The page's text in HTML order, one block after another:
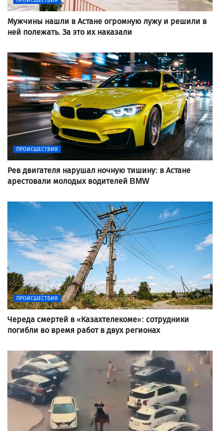
Мужчины нашли в Астане огромную лужу и решили в
ней полежать. За это их наказали
ПРОИСШЕСТВИЯ
Рев двигателя нарушал ночную тишину: в Астане
арестовали молодых водителей BMW
ПРОИСШЕСТВИЯ
Череда смертей в «Казахтелекоме»: сотрудники
погибли во время работ в двух регионах